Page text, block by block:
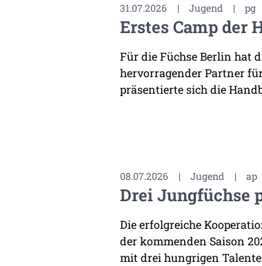
31.07.2026 | Jugend | pg
Erstes Camp der
Für die Füchse Berlin hat
hervorragender Partner
präsentierte sich die
08.07.2026 | Jugend | ap
Drei Jungfüchse
Die erfolgreiche
der kommenden Saison
mit drei hungrigen